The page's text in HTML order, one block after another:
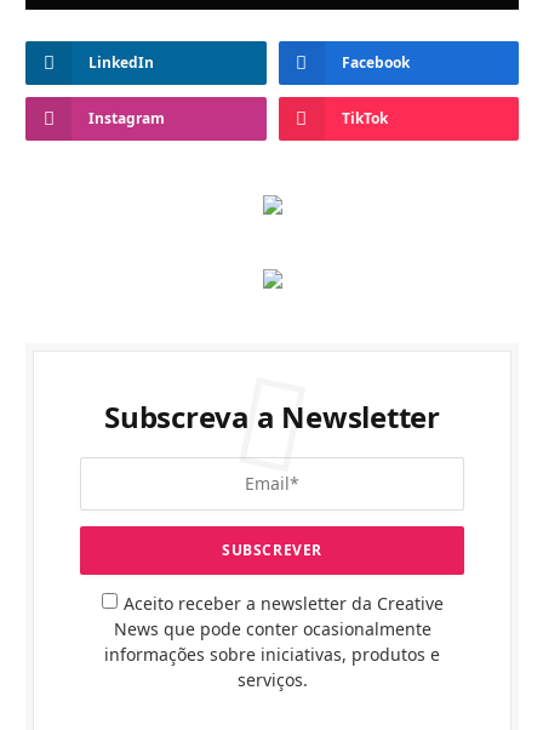
LinkedIn Facebook
Instagram TikTok
Subscreva a Newsletter
Aceito receber a newsletter da Creative
News que pode conter ocasionalmente
informações sobre iniciativas, produtos e
serviços.